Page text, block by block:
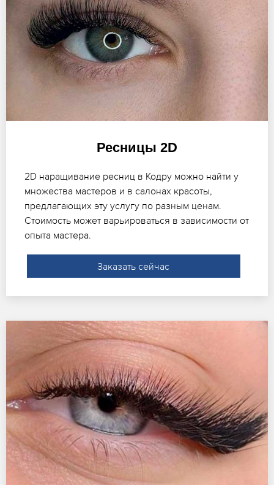
Ресницы 2D
2D наращивание ресниц в Кодру можно найти у
множества мастеров и в салонах красоты,
предлагающих эту услугу по разным ценам.
Стоимость может варьироваться в зависимости от
опыта мастера.
Заказать сейчас